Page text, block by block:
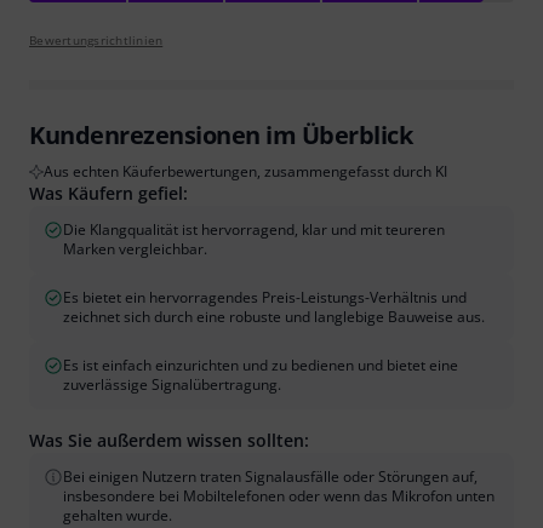
Bewertungsrichtlinien
Kundenrezensionen im Überblick
Aus echten Käuferbewertungen, zusammengefasst durch KI
Was Käufern gefiel:
Die Klangqualität ist hervorragend, klar und mit teureren
Marken vergleichbar.
Es bietet ein hervorragendes Preis-Leistungs-Verhältnis und
zeichnet sich durch eine robuste und langlebige Bauweise aus.
Es ist einfach einzurichten und zu bedienen und bietet eine
zuverlässige Signalübertragung.
Was Sie außerdem wissen sollten:
Bei einigen Nutzern traten Signalausfälle oder Störungen auf,
insbesondere bei Mobiltelefonen oder wenn das Mikrofon unten
gehalten wurde.